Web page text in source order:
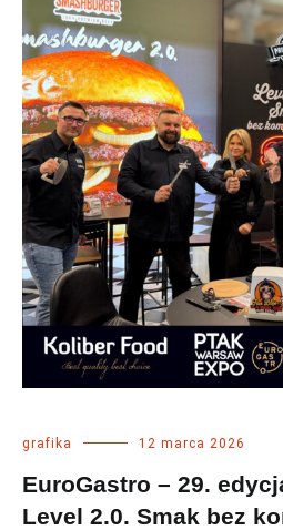
grafika 12 marca 2026
EuroGastro – 29.
Level 2.0. Smak bez